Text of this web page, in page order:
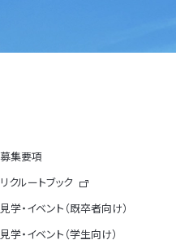
募集要項
リクルートブック
見学・イベント（既卒者向け）
見学・イベント（学生向け）